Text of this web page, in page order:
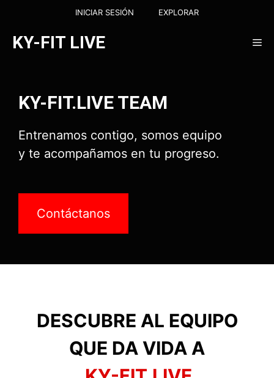
contenido
INICIAR SESIÓN EXPLORAR
KY-FIT LIVE
KY-FIT.LIVE TEAM
Entrenamos contigo, somos equipo
y te acompañamos en tu progreso.
Contáctanos
DESCUBRE AL EQUIPO
QUE DA VIDA A